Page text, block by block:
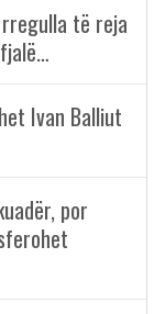
rregulla të reja
Ivan Balliut
por